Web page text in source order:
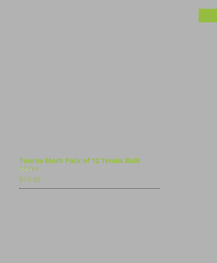
Tourna Mesh Pack of 12 Tennis Balls
Bewertet
$19.99